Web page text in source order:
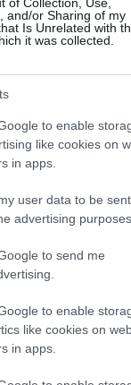
and/or Sharing of my
Is Unrelated with
it was collected.
to enable
like cookies on
in apps.
user data to be
advertising purposes.
to send me
to enable
like cookies on
in apps.
Αθήνα: